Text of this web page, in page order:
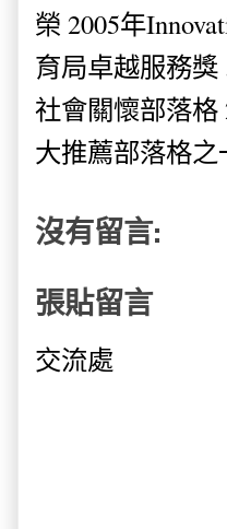
榮 2005年
育局卓越服務
社會關懷部落格
大推薦部落格之
沒有留言:
張貼留言
交流處